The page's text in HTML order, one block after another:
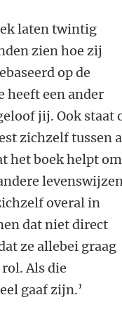
laten twintig
zien hoe zij
op de
heeft een ander
jij. Ook staat
zichzelf tussen
het boek helpt om
overal in
dat niet direct
ze allebei graag
Als die
gaaf zijn.’